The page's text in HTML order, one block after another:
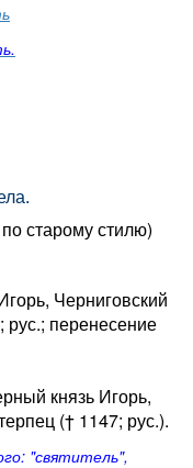
старому стилю)
Черниговский
рус.; перенесение
князь Игорь,
(† 1147; рус.).
"святитель",